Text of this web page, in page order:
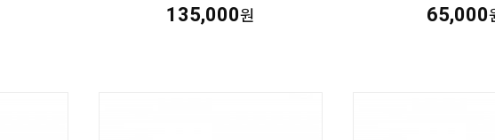
135,000원 65,000